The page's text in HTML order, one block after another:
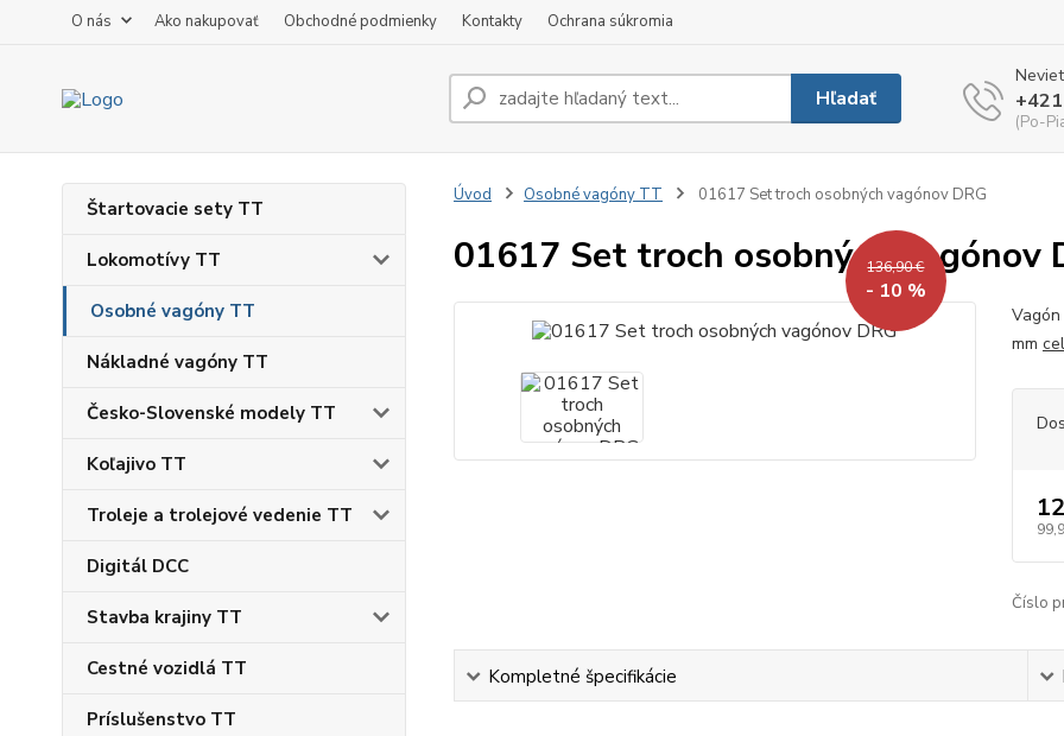
O nás Ako nakupovať Obchodné podmienky Kontakty Ochrana súkromia
Hľadať
(Po-
Štartovacie sety TT
Lokomotívy TT
Osobné vagóny TT
Nákladné vagóny TT
Česko-Slovenské modely TT
Koľajivo TT
Troleje a trolejové vedenie TT
Digitál DCC
Stavba krajiny TT
Cestné vozidlá TT
Príslušenstvo TT
Úvod Osobné vagóny TT 01617 Set troch osobných vagónov DRG
01617 Set troch osobných vagónov
136,90 €
- 10 %
mm
Číslo
Kompletné špecifikácie